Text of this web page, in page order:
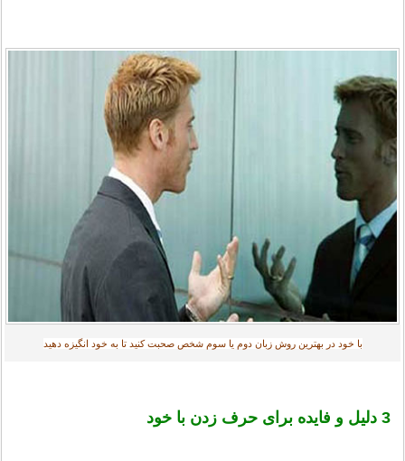
با خود در بهترین روش زبان دوم یا سوم شخص صحبت کنید تا به خود انگیزه دهید
3 دلیل و فایده برای حرف زدن با خود